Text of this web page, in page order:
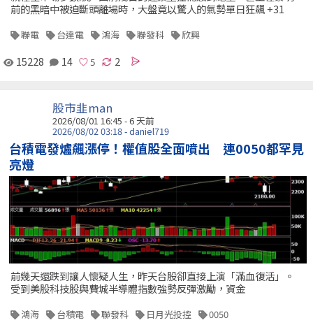
前的黑暗中被迫斷頭離場時，大盤竟以驚人的氣勢單日狂飆 +31
聯電 台達電 鴻海 聯發科 欣興
15228 14 2
股市韭man
2026/08/01 16:45 - 6 天前
2026/08/02 03:18 - daniel719
台積電發爐飆漲停！權值股全面噴出 連0050都罕見
亮燈
前幾天還跌到讓人懷疑人生，昨天台股卻直接上演「滿血復活」。
受到美股科技股與費城半導體指數強勢反彈激勵，資金
鴻海 台積電 聯發科 日月光投控 0050